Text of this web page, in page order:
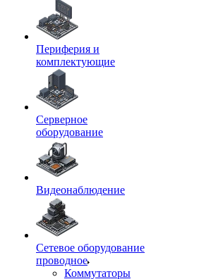
Периферия и
комплектующие
Серверное
оборудование
Видеонаблюдение
Сетевое оборудование
проводное
Коммутаторы